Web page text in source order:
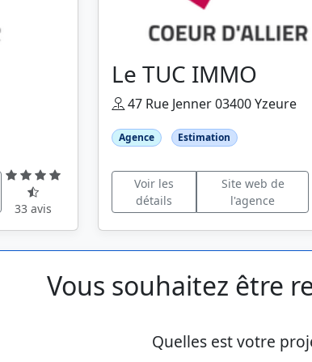
33 avis
Le TUC IMMO
47 Rue Jenner 03400 Yzeure
Agence Estimation
Voir les
détails
Site web de
l'agence
Vous souhaitez être
Quelles est votre